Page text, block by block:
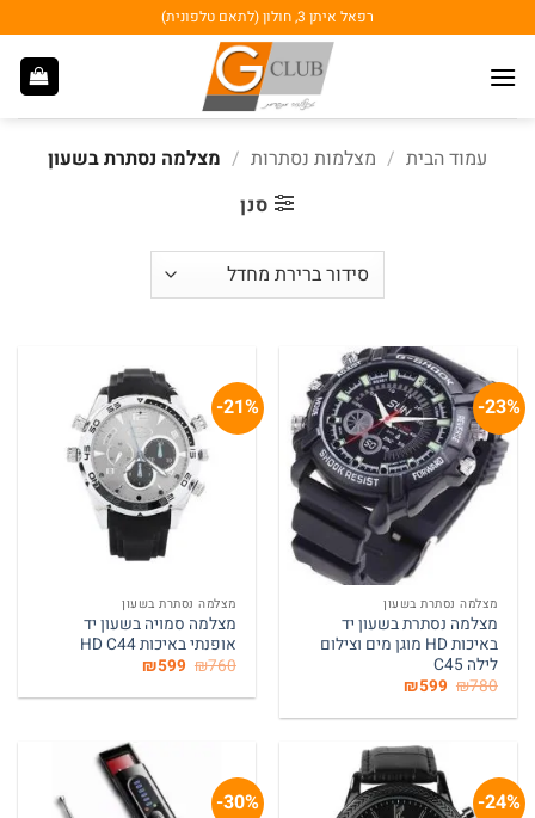
to
content
רפאל איתן 3, חולון (לתאם טלפונית)
עמוד הבית / מצלמות נסתרות / מצלמה נסתרת בשעון
סנן
23%-
מצלמה נסתרת בשעון
מצלמה נסתרת בשעון יד
באיכות HD מוגן מים וצילום
לילה C45
₪780 המחיר
היה:
₪599 המחיר
הוא:
21%-
מצלמה נסתרת בשעון
מצלמה סמויה בשעון יד
אופנתי באיכות HD C44
₪760 המחיר
היה:
₪599 המחיר
הוא:
24%-
30%-